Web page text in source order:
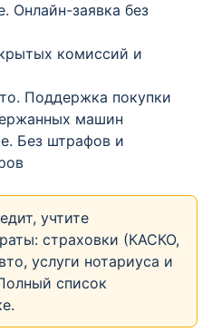
Онлайн-заявка без
комиссий и
Поддержка покупки
машин
Без штрафов и
учтите
страховки (КАСКО,
услуги нотариуса и
список